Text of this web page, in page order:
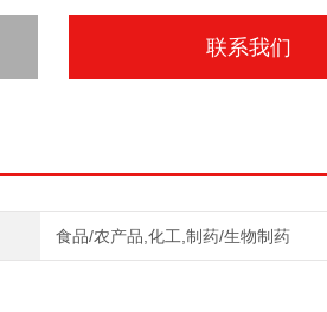
联系我们
食品/农产品,化工,制药/生物制药